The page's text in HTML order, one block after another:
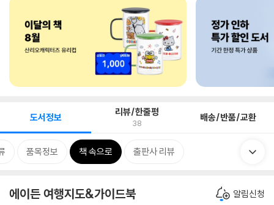
도서정보 리뷰/한줄평
38 배송/반품/교환
품목정보 책 속으로 출판사 리뷰
에이든 여행지도&가이드북 알림신청